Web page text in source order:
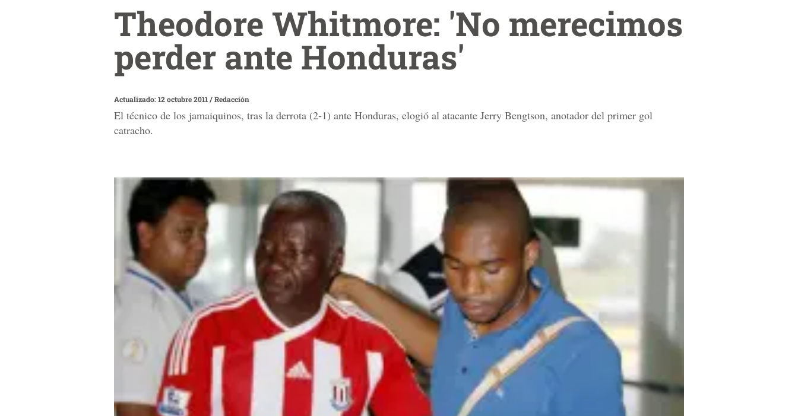
Theodore Whitmore: 'No merecimos
perder ante Honduras'
Actualizado: 12 octubre 2011 /Redacción
El técnico de los jamaiquinos, tras la derrota (2-1) ante Honduras, elogió al atacante Jerry Bengtson, anotador del primer gol
catracho.